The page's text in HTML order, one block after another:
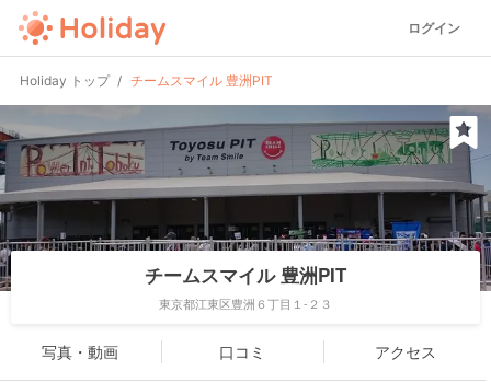
ログイン
Holiday トップ チームスマイル 豊洲PIT
チームスマイル 豊洲PIT
東京都江東区豊洲６丁目１-２３
写真・動画 口コミ アクセス